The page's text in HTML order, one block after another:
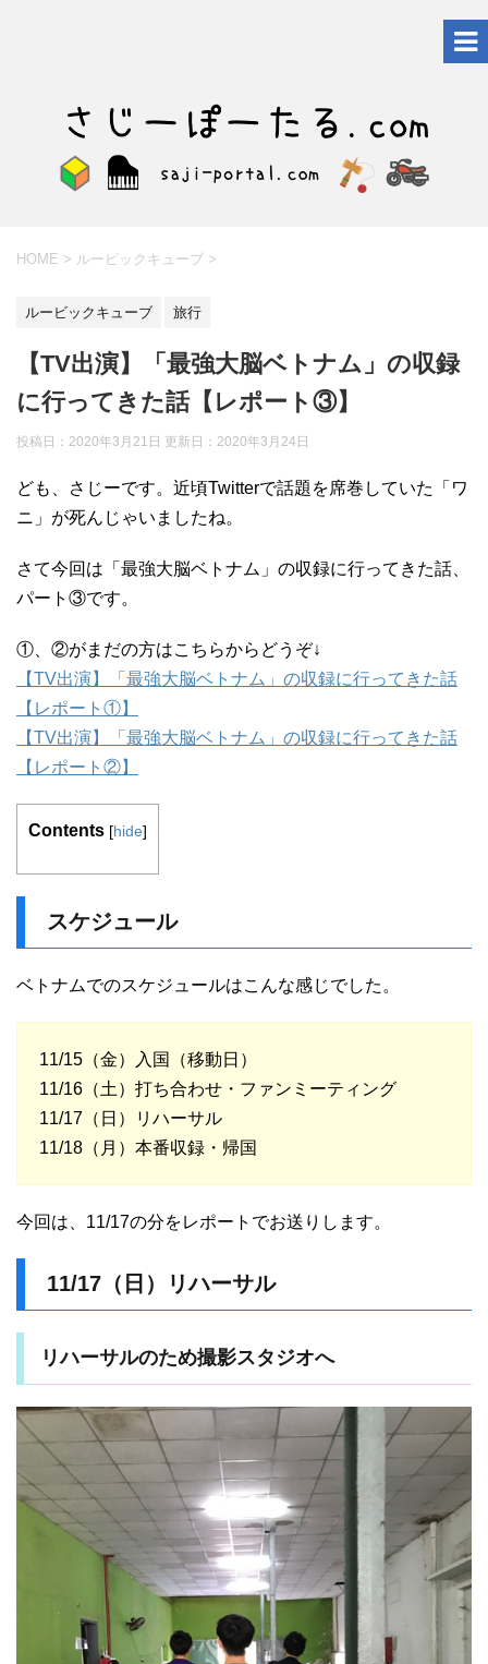
HOME > ルービックキューブ >
ルービックキューブ 旅行
【TV出演】「最強大脳ベトナム」の収録
に行ってきた話【レポート③】
投稿日：2020年3月21日 更新日： 2020年3月24日
ども、さじーです。近頃Twitterで話題を席巻していた「ワ
ニ」が死んじゃいましたね。
さて今回は「最強大脳ベトナム」の収録に行ってきた話、
パート③です。
①、②がまだの方はこちらからどうぞ↓
【TV出演】「最強大脳ベトナム」の収録に行ってきた話
【レポート①】
【TV出演】「最強大脳ベトナム」の収録に行ってきた話
【レポート②】
Contents [hide]
スケジュール
ベトナムでのスケジュールはこんな感じでした。
11/15（金）入国（移動日）
11/16（土）打ち合わせ・ファンミーティング
11/17（日）リハーサル
11/18（月）本番収録・帰国
今回は、11/17の分をレポートでお送りします。
11/17（日）リハーサル
リハーサルのため撮影スタジオへ